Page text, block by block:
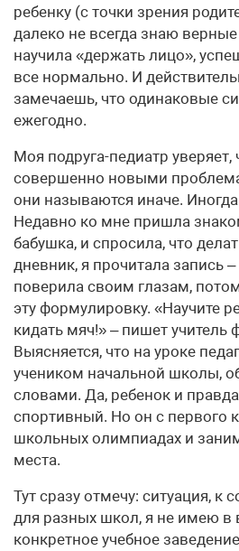
ребенку (с точки зрения
далеко не всегда знаю
научила «держать лицо»,
все нормально. И
замечаешь, что одинаковые
ежегодно.
Моя подруга-педиатр уверяет,
совершенно новыми
они называются иначе.
Недавно ко мне пришла
бабушка, и спросила, что
дневник, я прочитала запись
поверила своим глазам,
эту формулировку. «Научите
кидать мяч!» – пишет учитель
Выясняется, что на уроке
учеником начальной школы,
словами. Да, ребенок и
спортивный. Но он с первого
школьных олимпиадах и
места.
Тут сразу отмечу: ситуация, к
для разных школ, я не имею в
конкретное учебное